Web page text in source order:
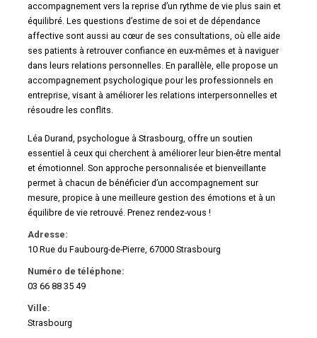
accompagnement vers la reprise d’un rythme de vie plus sain et
équilibré. Les questions d’estime de soi et de dépendance
affective sont aussi au cœur de ses consultations, où elle aide
ses patients à retrouver confiance en eux-mêmes et à naviguer
dans leurs relations personnelles. En parallèle, elle propose un
accompagnement psychologique pour les professionnels en
entreprise, visant à améliorer les relations interpersonnelles et
résoudre les conflits.
Léa Durand, psychologue à Strasbourg, offre un soutien
essentiel à ceux qui cherchent à améliorer leur bien-être mental
et émotionnel. Son approche personnalisée et bienveillante
permet à chacun de bénéficier d’un accompagnement sur
mesure, propice à une meilleure gestion des émotions et à un
équilibre de vie retrouvé. Prenez rendez-vous !
Adresse:
10 Rue du Faubourg-de-Pierre, 67000 Strasbourg
Numéro de téléphone:
03 66 88 35 49
Ville:
Strasbourg